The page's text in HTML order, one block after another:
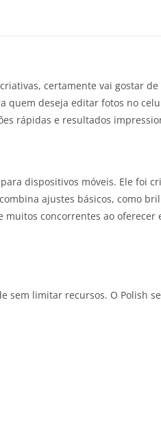
certamente vai gostar de
quem deseja editar fotos no
rápidas e resultados
dispositivos móveis. Ele foi
ajustes básicos, como
muitos concorrentes ao
sem limitar recursos. O Polish